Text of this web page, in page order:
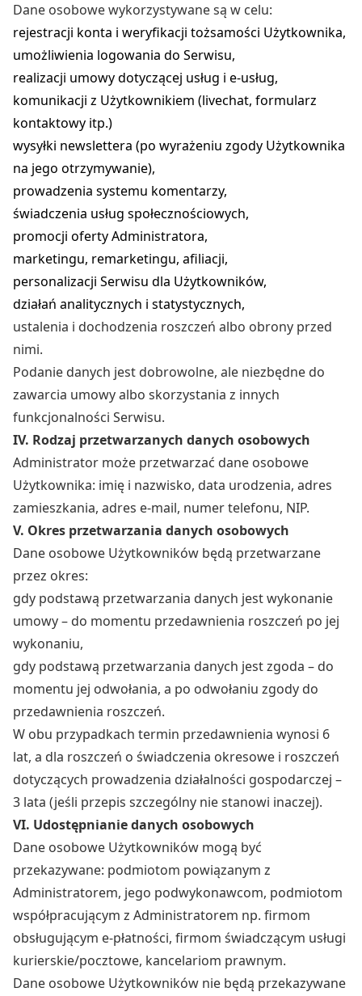
Dane osobowe wykorzystywane są w celu:
rejestracji konta i weryfikacji tożsamości Użytkownika,
umożliwienia logowania do Serwisu,
realizacji umowy dotyczącej usług i e-usług,
komunikacji z Użytkownikiem (livechat, formularz
kontaktowy itp.)
wysyłki newslettera (po wyrażeniu zgody Użytkownika
na jego otrzymywanie),
prowadzenia systemu komentarzy,
świadczenia usług społecznościowych,
promocji oferty Administratora,
marketingu, remarketingu, afiliacji,
personalizacji Serwisu dla Użytkowników,
działań analitycznych i statystycznych,
ustalenia i dochodzenia roszczeń albo obrony przed
nimi.
Podanie danych jest dobrowolne, ale niezbędne do
zawarcia umowy albo skorzystania z innych
funkcjonalności Serwisu.
IV. Rodzaj przetwarzanych danych osobowych
Administrator może przetwarzać dane osobowe
Użytkownika: imię i nazwisko, data urodzenia, adres
zamieszkania, adres e-mail, numer telefonu, NIP.
V. Okres przetwarzania danych osobowych
Dane osobowe Użytkowników będą przetwarzane
przez okres:
gdy podstawą przetwarzania danych jest wykonanie
umowy – do momentu przedawnienia roszczeń po jej
wykonaniu,
gdy podstawą przetwarzania danych jest zgoda – do
momentu jej odwołania, a po odwołaniu zgody do
przedawnienia roszczeń.
W obu przypadkach termin przedawnienia wynosi 6
lat, a dla roszczeń o świadczenia okresowe i roszczeń
dotyczących prowadzenia działalności gospodarczej –
3 lata (jeśli przepis szczególny nie stanowi inaczej).
VI. Udostępnianie danych osobowych
Dane osobowe Użytkowników mogą być
przekazywane: podmiotom powiązanym z
Administratorem, jego podwykonawcom, podmiotom
współpracującym z Administratorem np. firmom
obsługującym e-płatności, firmom świadczącym usługi
kurierskie/pocztowe, kancelariom prawnym.
Dane osobowe Użytkowników nie będą przekazywane